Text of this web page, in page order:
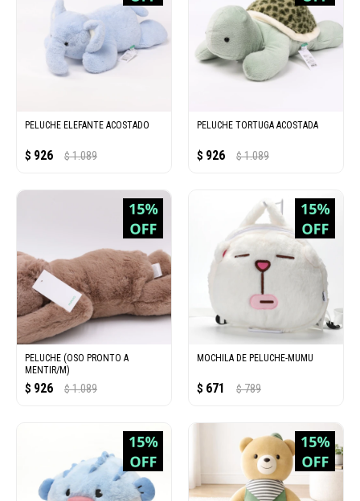
PELUCHE ELEFANTE ACOSTADO
$ 926 $ 1.089
PELUCHE TORTUGA ACOSTADA
$ 926 $ 1.089
PELUCHE (OSO PRONTO A
MENTIR/M)
$ 926 $ 1.089
MOCHILA DE PELUCHE-MUMU
$ 671 $ 789